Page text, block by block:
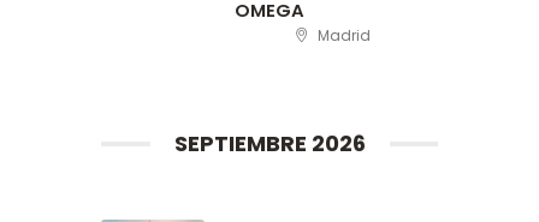
OMEGA
Madrid
SEPTIEMBRE 2026